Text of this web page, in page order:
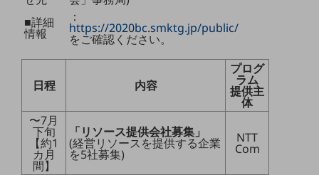
通信モジュール製品
IOT完了済みメーカーブランド製品
ドコモBiz データ無制限 ドコモ MAX ドコモ mini ドコモBiz かけ放題
ケータイプラン
■詳細
情報
：
https://2020bc.smktg.jp/public/
をご確認ください。
日程 内容
プログ
ラム
提供主
体
〜7月
下旬
【約1
カ月
間】
「リソース提供会社募集」
(経営リソースを提供する企業
を5社募集)
NTT
Com